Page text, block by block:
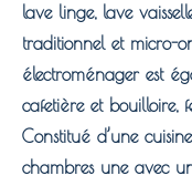
lave linge, lave
traditionnel et micro-
électroménager est
cafetière et bouilloire,
Constitué d’une
chambres une avec